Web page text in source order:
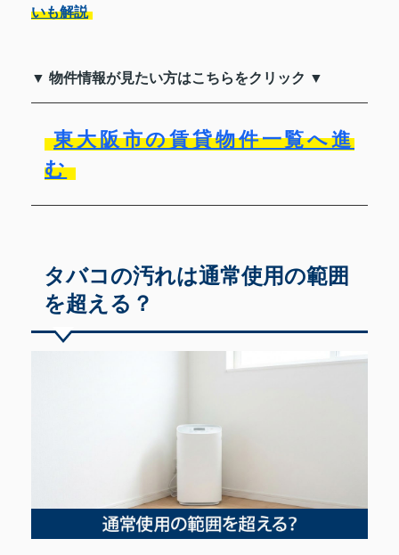
いも解説
▼ 物件情報が見たい方はこちらをクリック ▼
東大阪市の賃貸物件一覧へ進
む
タバコの汚れは通常使用の範囲
を超える？